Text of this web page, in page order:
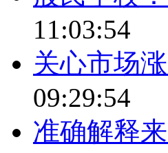
11:03:54
关心市场
09:29:54
准确解释